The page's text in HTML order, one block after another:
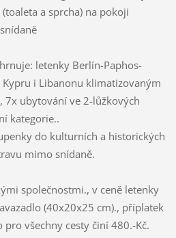
a sprcha) na pokoji
letenky Berlín-Paphos-
i Libanonu klimatizovaným
7x ubytování ve 2-lůžkových
kategorie..
do kulturních a historických
mimo snídaně.
společnostmi., v ceně letenky
(40x20x25 cm)., příplatek
pro všechny cesty činí 480.-Kč.